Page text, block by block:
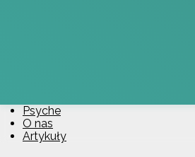
Psyche
O nas
Artykuły